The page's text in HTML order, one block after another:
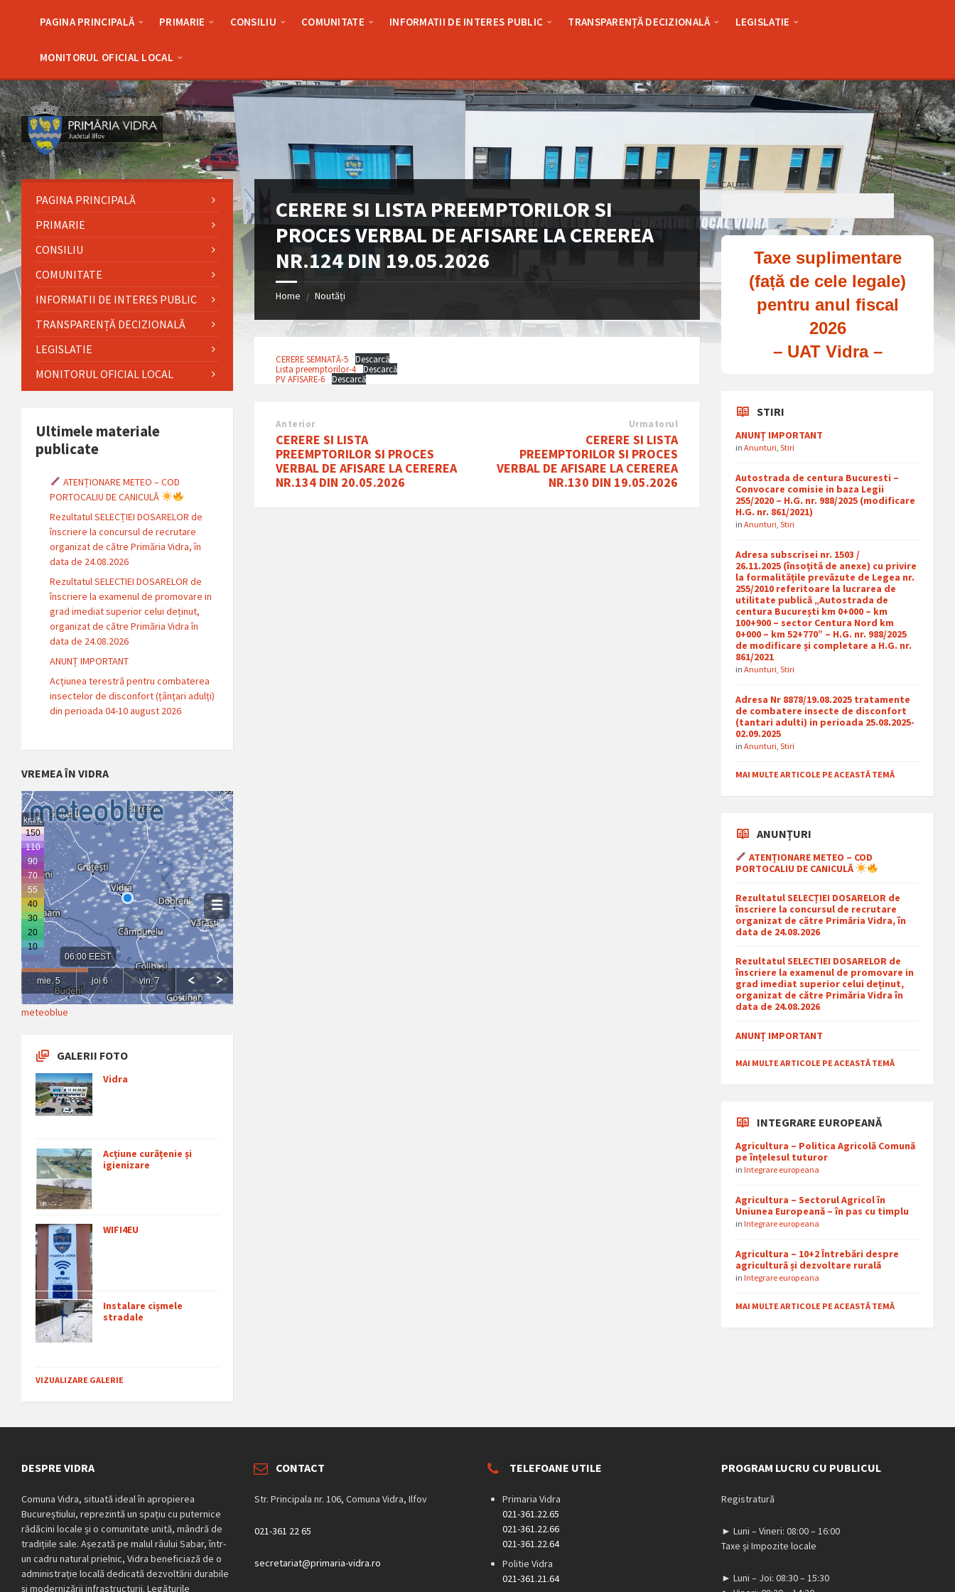
PAGINA PRINCIPALĂ PRIMARIE CONSILIU COMUNITATE INFORMATII DE INTERES PUBLIC TRANSPARENȚĂ DECIZIONALĂ LEGISLATIE
MONITORUL OFICIAL LOCAL
CERERE SI LISTA PREEMPTORILOR SI
PROCES VERBAL DE AFISARE LA CEREREA
NR.124 DIN 19.05.2026
Home / Noutăți
CERERE SEMNATĂ-5
Descarcă
Lista preemptorilor-4
Descarcă
PV AFISARE-6
Descarcă
Anterior
CERERE SI LISTA
PREEMPTORILOR SI PROCES
VERBAL DE AFISARE LA CEREREA
NR.134 DIN 20.05.2026
Urmatorul
CERERE SI LISTA
PREEMPTORILOR SI PROCES
VERBAL DE AFISARE LA CEREREA
NR.130 DIN 19.05.2026
PAGINA PRINCIPALĂ
PRIMARIE
CONSILIU
COMUNITATE
INFORMATII DE INTERES PUBLIC
TRANSPARENȚĂ DECIZIONALĂ
LEGISLATIE
MONITORUL OFICIAL LOCAL
Ultimele materiale
publicate
ATENȚIONARE METEO – COD
PORTOCALIU DE CANICULĂ
Rezultatul SELECȚIEI DOSARELOR de
înscriere la concursul de recrutare
organizat de către Primăria Vidra, în
data de 24.08.2026
Rezultatul SELECTIEI DOSARELOR de
înscriere la examenul de promovare in
grad imediat superior celui deținut,
organizat de către Primăria Vidra în
data de 24.08.2026
ANUNȚ IMPORTANT
Acțiunea terestră pentru combaterea
insectelor de disconfort (țânțari adulți)
din perioada 04-10 august 2026
VREMEA ÎN VIDRA
meteoblue
GALERII FOTO
Vidra
Acțiune curățenie și
igienizare
WIFI4EU
Instalare cișmele
stradale
VIZUALIZARE GALERIE
CAUTĂ
Caută
Taxe suplimentare
(față de cele legale)
pentru anul fiscal
2026
– UAT Vidra –
STIRI
ANUNȚ IMPORTANT
inAnunturi ,Stiri
Autostrada de centura Bucuresti –
Convocare comisie in baza Legii
255/2020 – H.G. nr. 988/2025 (modificare
H.G. nr. 861/2021)
inAnunturi ,Stiri
Adresa subscrisei nr. 1503 /
26.11.2025 (însoțită de anexe) cu privire
la formalitățile prevăzute de Legea nr.
255/2010 referitoare la lucrarea de
utilitate publică „Autostrada de
centura București km 0+000 – km
100+900 – sector Centura Nord km
0+000 – km 52+770” – H.G. nr. 988/2025
de modificare și completare a H.G. nr.
861/2021
inAnunturi ,Stiri
Adresa Nr 8878/19.08.2025 tratamente
de combatere insecte de disconfort
(tantari adulti) in perioada 25.08.2025-
02.09.2025
inAnunturi ,Stiri
MAI MULTE ARTICOLE PE ACEASTĂ TEMĂ
ANUNȚURI
ATENȚIONARE METEO – COD
PORTOCALIU DE CANICULĂ
Rezultatul SELECȚIEI DOSARELOR de
înscriere la concursul de recrutare
organizat de către Primăria Vidra, în
data de 24.08.2026
Rezultatul SELECTIEI DOSARELOR de
înscriere la examenul de promovare in
grad imediat superior celui deținut,
organizat de către Primăria Vidra în
data de 24.08.2026
ANUNȚ IMPORTANT
MAI MULTE ARTICOLE PE ACEASTĂ TEMĂ
INTEGRARE EUROPEANĂ
Agricultura – Politica Agricolă Comună
pe înțelesul tuturor
inIntegrare europeana
Agricultura – Sectorul Agricol în
Uniunea Europeană – în pas cu timplu
inIntegrare europeana
Agricultura – 10+2 Întrebări despre
agricultură și dezvoltare rurală
inIntegrare europeana
MAI MULTE ARTICOLE PE ACEASTĂ TEMĂ
DESPRE VIDRA
Comuna Vidra, situată ideal în apropierea
Bucureștiului, reprezintă un spațiu cu puternice
rădăcini locale și o comunitate unită, mândră de
tradițiile sale. Așezată pe malul râului Sabar, într-
un cadru natural prielnic, Vidra beneficiază de o
administrație locală dedicată dezvoltării durabile
și modernizării infrastructurii. Legăturile
CONTACT
Str. Principala nr. 106, Comuna Vidra, Ilfov
021-361 22 65
secretariat@primaria-vidra.ro
TELEFOANE UTILE
Primaria Vidra
021-361.22.65
021-361.22.66
021-361.22.64
Politie Vidra
021-361.21.64
PROGRAM LUCRU CU PUBLICUL
Registratură
► Luni – Vineri: 08:00 – 16:00
Taxe și Impozite locale
► Luni – Joi: 08:30 – 15:30